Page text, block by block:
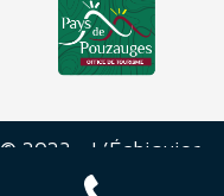
© 2023 - L’Échiquier -